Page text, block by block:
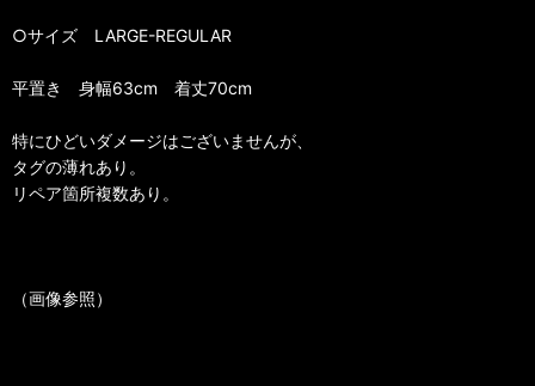
○サイズ LARGE-REGULAR
平置き 身幅63cm 着丈70cm
特にひどいダメージはございませんが、
タグの薄れあり。
リペア箇所複数あり。
（画像参照）